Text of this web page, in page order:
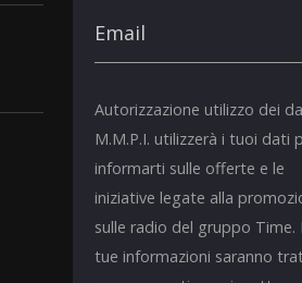
Autorizzazione utilizzo dei
M.M.P.I. utilizzerà i tuoi dati
informarti sulle offerte e le
iniziative legate alla
sulle radio del gruppo Time.
tue informazioni saranno